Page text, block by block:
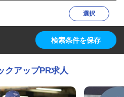
選択
検索条件を保存
クアップPR求人